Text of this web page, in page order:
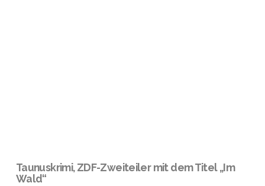
Taunuskrimi, ZDF-Zweiteiler mit dem Titel „Im
Wald“